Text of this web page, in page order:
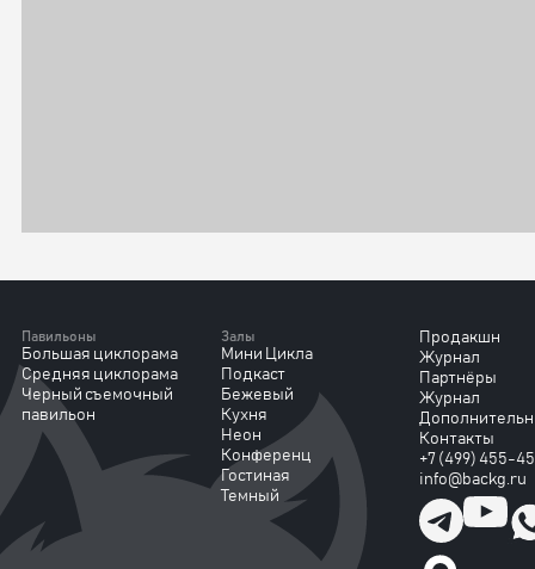
Павильоны
Большая циклорама
Средняя циклорама
Черный съемочный
павильон
Залы
Мини Цикла
Подкаст
Бежевый
Кухня
Неон
Конференц
Гостиная
Темный
Продакшн
Журнал
Партнёры
Журнал
Контакты
+7 (499) 455-
info@backg.ru